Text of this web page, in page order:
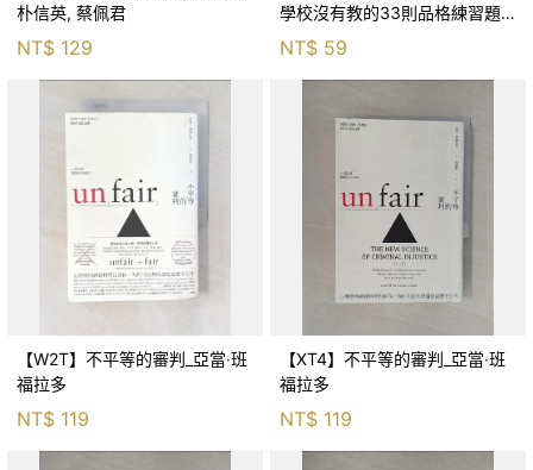
朴信英, 蔡佩君
NT$ 129
學校沒有教的33則品格練習題_
布魯斯．韋恩斯坦
NT$ 59
【W2T】不平等的審判_亞當‧班
福拉多
NT$ 119
【XT4】不平等的審判_亞當‧班
福拉多
NT$ 119